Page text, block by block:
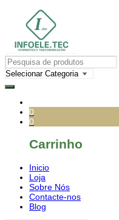
0
0
Carrinho
Inicio
Loja
Sobre Nós
Contacte-nos
Blog